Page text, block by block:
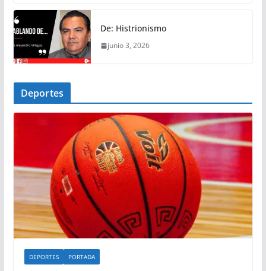
De: Histrionismo
junio 3, 2026
Deportes
DEPORTES PORTADA